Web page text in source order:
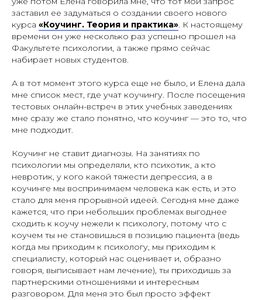
заставил ее задуматься о создании своего нового
курса «Коучинг. Теория и практика». К настоящему
времени он уже несколько раз успешно прошел на
Факультете психологии, а также прямо сейчас
набирает новых студентов.
А в тот момент этого курса еще не было, и Елена дала
мне список мест, где учат коучингу. После посещения
тестовых онлайн-встреч в этих учебных заведениях
мне сразу же стало понятно, что коучинг — это то, что
мне подходит.
Коучинг не ставит диагнозы. На занятиях по
психологии мы определяли, кто психотик, а кто
невротик, у кого какой тяжести депрессия, а в
коучинге мы воспринимаем человека как есть, и это
стало для меня прорывной идеей. Сегодня мне даже
кажется, что при небольших проблемах выгоднее
сходить к коучу нежели к психологу, потому что с
коучем ты не становишься в позицию пациента (ведь
когда мы приходим к психологу, мы приходим к
специалисту, который нас оценивает и, образно
говоря, выписывает нам лечение), ты приходишь за
партнерскими отношениями и интересным
разговором. Для меня это был просто эффект